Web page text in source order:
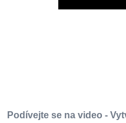
Podívejte se na video -